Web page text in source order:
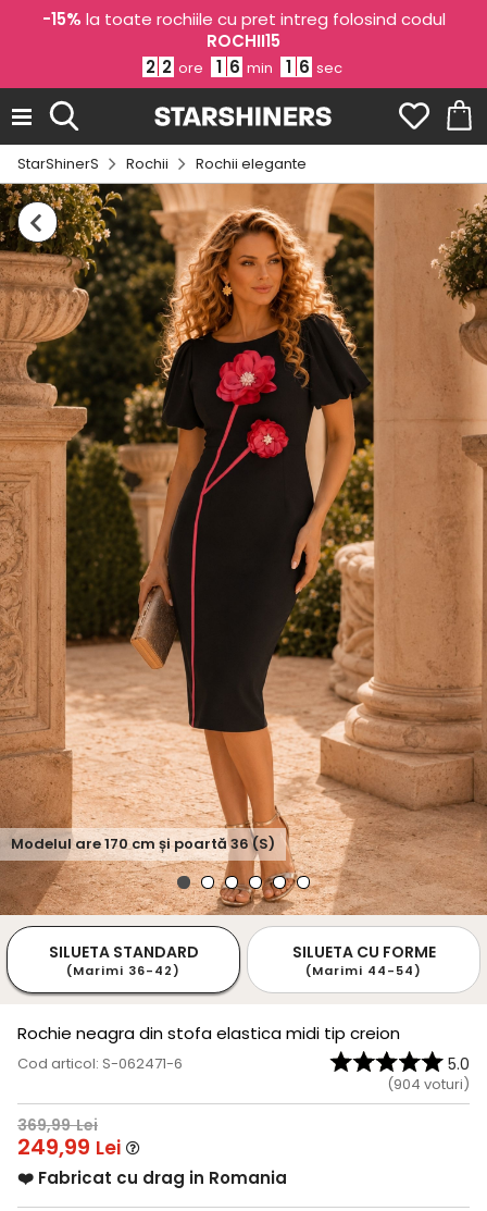
-15% la toate rochiile cu pret intreg folosind codul
ROCHII15
2 2 ore 1 6 min 1 6 sec
StarShinerS Rochii Rochii elegante
Modelul are170cm și poartă36 (S)
SILUETA STANDARD
(Marimi 36-42)
SILUETA CU FORME
(Marimi 44-54)
Rochie neagra din stofa elastica midi tip creion
Cod articol: S-062471-6 5.0
(904 voturi)
369,99 Lei
249,99 Lei
❤️ Fabricat cu drag in Romania